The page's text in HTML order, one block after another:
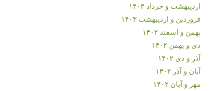
اردیبهشت و خرداد ۱۴۰۳
فروردین و اردیبهشت ۱۴۰۳
بهمن و اسفند ۱۴۰۲
دی و بهمن ۱۴۰۲
آذر و دی ۱۴۰۲
آبان و آذر ۱۴۰۲
مهر و آبان ۱۴۰۲